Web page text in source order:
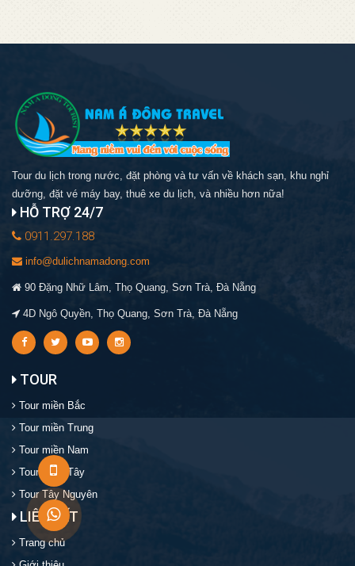
Tour du lịch trong nước, đặt phòng và tư vấn về khách sạn, khu nghỉ
dưỡng, đặt vé máy bay, thuê xe du lịch, và nhiều hơn nữa!
HỖ TRỢ 24/7
0911.297.188
info@dulichnamadong.com
90 Đặng Nhữ Lâm, Thọ Quang, Sơn Trà, Đà Nẵng
4D Ngô Quyền, Thọ Quang, Sơn Trà, Đà Nẵng
TOUR
Tour miền Bắc
Tour miền Trung
Tour miền Nam
Tour miền Tây
Tour Tây Nguyên
LIÊN KẾT
Trang chủ